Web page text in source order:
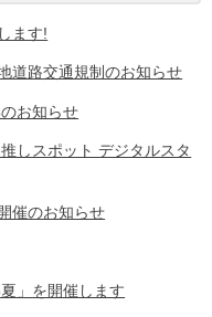
ます!
道路交通規制のお知らせ
お知らせ
しスポット デジタルスタ
催のお知らせ
」を開催します